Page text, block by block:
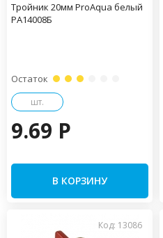
Тройник 20мм ProAqua белый
PA14008Б
Остаток
шт.
9.69 P
В КОРЗИНУ
Код: 13086